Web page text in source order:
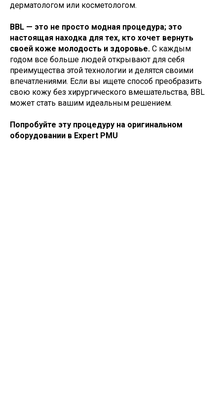
дерматологом или косметологом.
BBL — это не просто модная процедура; это
настоящая находка для тех, кто хочет вернуть
своей коже молодость и здоровье. С каждым
годом все больше людей открывают для себя
преимущества этой технологии и делятся своими
впечатлениями. Если вы ищете способ преобразить
свою кожу без хирургического вмешательства, BBL
может стать вашим идеальным решением.
Попробуйте эту процедуру на оригинальном
оборудовании в Expert PMU